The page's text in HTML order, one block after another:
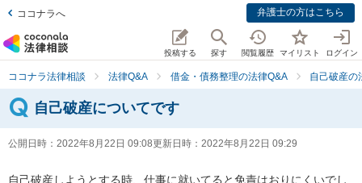
ココナラへ 弁護士の方はこちら
投稿する 探す 閲覧履歴 マイリスト ログイン
ココナラ法律相談 法律Q&A 借金・債務整理の法律Q&A 自己破産の
自己破産についてです
公開日時： 2022年8月22日 09:08更新日時： 2022年8月22日 09:29
自己破産しようとする時、仕事に就いてると免責はおりにくいでし